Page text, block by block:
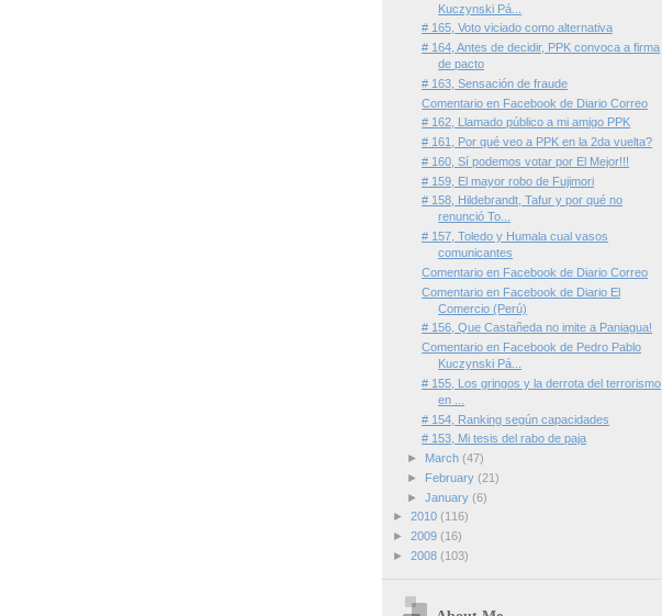
Kuczynski Pá...
# 165, Voto viciado como alternativa
# 164, Antes de decidir, PPK convoca a firma
de pacto
# 163, Sensación de fraude
Comentario en Facebook de Diario Correo
# 162, Llamado público a mi amigo PPK
# 161, Por qué veo a PPK en la 2da vuelta?
# 160, Sí podemos votar por El Mejor!!!
# 159, El mayor robo de Fujimori
# 158, Hildebrandt, Tafur y por qué no
renunció To...
# 157, Toledo y Humala cual vasos
comunicantes
Comentario en Facebook de Diario Correo
Comentario en Facebook de Diario El
Comercio (Perú)
# 156, Que Castañeda no imite a Paniagua!
Comentario en Facebook de Pedro Pablo
Kuczynski Pá...
# 155, Los gringos y la derrota del terrorismo
en ...
# 154, Ranking según capacidades
# 153, Mi tesis del rabo de paja
►
March (47)
►
February (21)
► January (6)
► 2010 (116)
► 2009 (16)
► 2008 (103)